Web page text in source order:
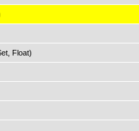
Float)